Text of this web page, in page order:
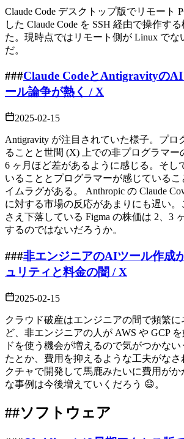
Claude Code デスクトップ版でリモート
した Claude Code を SSH 経由で操作す
た。現時点ではリモート側が Linux でな
だ。
###Claude CodeとAntigravityの
ール論争が熱く / X
2025-02-15
Antigravity が注目されていた様子。プロ
ることと世間 (X) 上での非プログラマー
6 ヶ月ほど差があるように感じる。そし
いることとプログラマーが感じているこ
イムラグがある。 Anthropic の Claude
に対する市場の反応があまりにも遅い
さえ下落している Figma の株価は 2、3
するのではないだろうか。
###非エンジニアのAIツール作成
ュリティと料金の闇 / X
2025-02-15
クラウド破産はエンジニアの間で頻繁
ど、非エンジニアの人が AWS や GCP
ドを使う機会が増えるので気がつかな
たとか、費用を抑えるような工夫がな
クチャで開発して馬鹿みたいに費用が
な事例は今後増えていくだろう 😄。
##ソフトウェア